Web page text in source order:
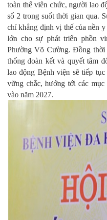
toàn thể viên chức, người lao
số 2 trong suốt thời gian qua.
chỉ khẳng định vị thế của nền
lớn cho sự phát triển phồn
Phường Võ Cường. Đồng
thống đoàn kết và quyết tâm
lao động Bệnh viện sẽ tiếp
vững chắc, hướng tới các mục
vào năm 2027.